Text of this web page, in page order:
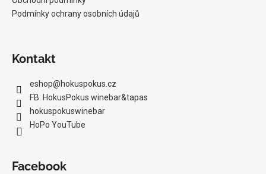
Podmínky ochrany osobních údajů
Kontakt
eshop@hokuspokus.cz
FB: HokusPokus winebar&tapas
hokuspokuswinebar
HoPo YouTube
Facebook